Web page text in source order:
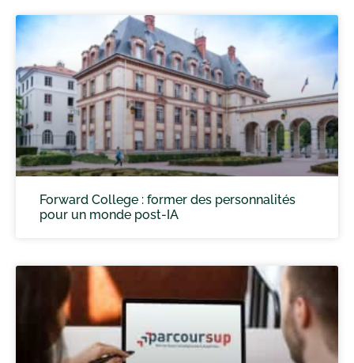
Forward College : former des personnalités
pour un monde post-IA